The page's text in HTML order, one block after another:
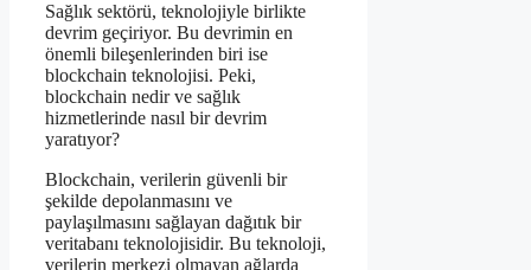
Sağlık sektörü, teknolojiyle birlikte
devrim geçiriyor. Bu devrimin en
önemli bileşenlerinden biri ise
blockchain teknolojisi. Peki,
blockchain nedir ve sağlık
hizmetlerinde nasıl bir devrim
yaratıyor?
Blockchain, verilerin güvenli bir
şekilde depolanmasını ve
paylaşılmasını sağlayan dağıtık bir
veritabanı teknolojisidir. Bu teknoloji,
verilerin merkezi olmayan ağlarda